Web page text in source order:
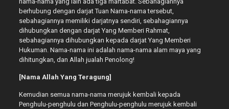
berhubung dengan darjat Tuan Nama-nama tersebut,
sebahagiannya memiliki darjatnya sendiri, sebahagiannya
dihubungkan dengan darjat Yang Memberi Rahmat,
sebahagiannya dihubungkan kepada darjat Yang Memberi
Hukuman. Nama-nama ini adalah nama-nama alam maya yang
dihitungkan, dan Allah jualah Penolong!
[Nama Allah Yang Teragung]
Kemudian semua nama-nama merujuk kembali kepada
Penghulu-penghulu dan Penghulu-penghulu merujuk kembali